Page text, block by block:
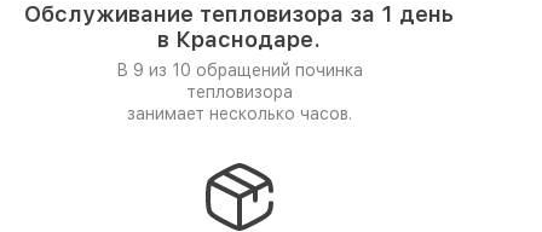
Обслуживание тепловизора за 1 день
в Краснодаре.
В 9 из 10 обращений починка
тепловизора
занимает несколько часов.